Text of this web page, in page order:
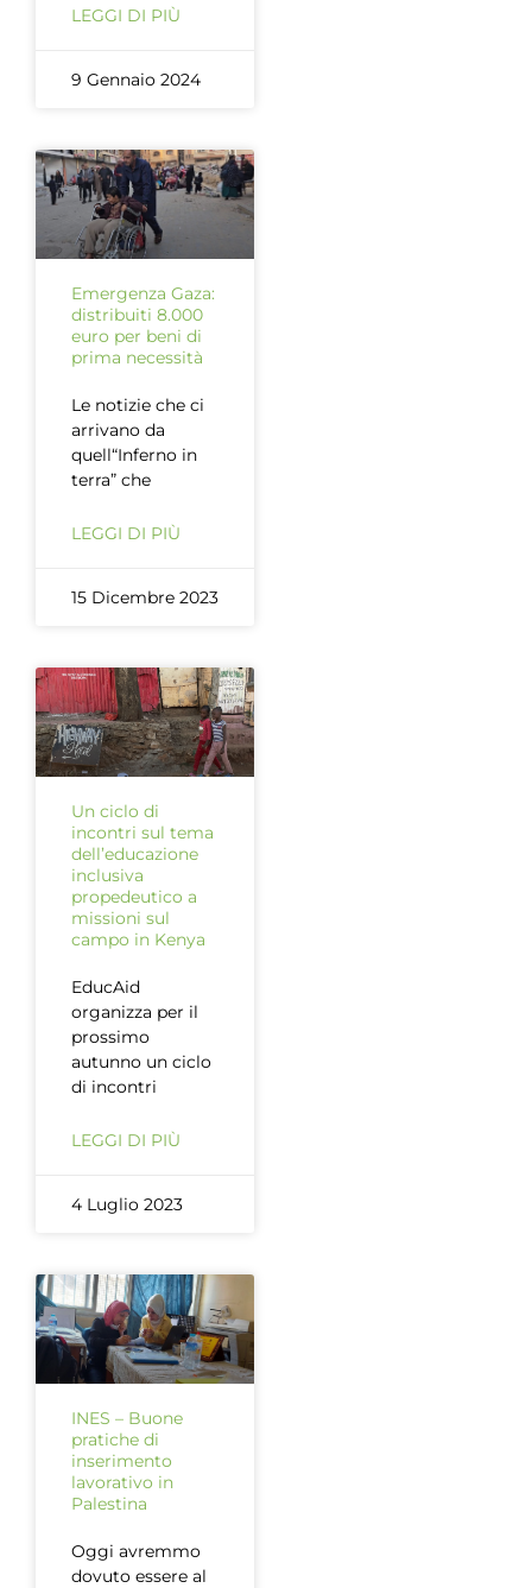
LEGGI DI PIÙ
9 Gennaio 2024
Emergenza Gaza:
distribuiti 8.000
euro per beni di
prima necessità
Le notizie che ci
arrivano da
quell“Inferno in
terra” che
LEGGI DI PIÙ
15 Dicembre 2023
Un ciclo di
incontri sul tema
dell’educazione
inclusiva
propedeutico a
missioni sul
campo in Kenya
EducAid
organizza per il
prossimo
autunno un ciclo
di incontri
LEGGI DI PIÙ
4 Luglio 2023
INES – Buone
pratiche di
inserimento
lavorativo in
Palestina
Oggi avremmo
dovuto essere al